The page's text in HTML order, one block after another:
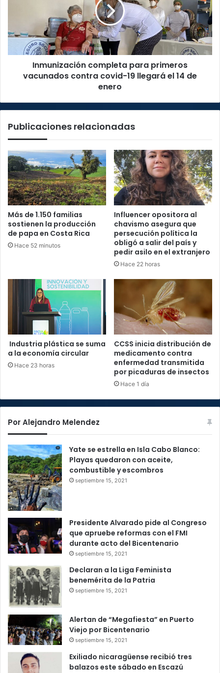
covid-
llegará
Inmunización completa para primeros
vacunados contra covid-19 llegará el 14 de
enero
Publicaciones relacionadas
Más de 1.150 familias
sostienen la producción
de papa en Costa Rica
Hace 52 minutos
Influencer opositora al
chavismo asegura que
persecución política la
obligó a salir del país y
pedir asilo en el extranjero
Hace 22 horas
Industria plástica se suma
a la economía circular
Hace 23 horas
CCSS inicia distribución de
medicamento contra
enfermedad transmitida
por picaduras de insectos
Hace 1 día
Por Alejandro Melendez
Yate se estrella en Isla Cabo Blanco:
Playas quedaron con aceite,
combustible y escombros
septiembre 15, 2021
Presidente Alvarado pide al Congreso
que apruebe reformas con el FMI
durante acto del Bicentenario
septiembre 15, 2021
Declaran a la Liga Feminista
benemérita de la Patria
septiembre 15, 2021
Alertan de “Megafiesta” en Puerto
Viejo por Bicentenario
septiembre 15, 2021
Exiliado nicaragüense recibió tres
balazos este sábado en Escazú